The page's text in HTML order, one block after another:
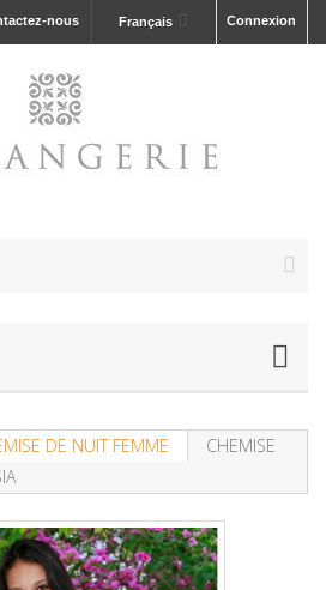
Connexion
Français
nous
DE NUIT FEMME
CHEMISE